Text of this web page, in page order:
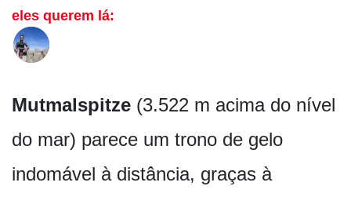
eles querem lá:
Mutmalspitze (3.522 m acima do nível
do mar) parece um trono de gelo
indomável à distância, graças à